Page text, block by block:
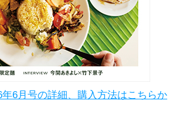
年6月号の詳細、購入方法はこちらか